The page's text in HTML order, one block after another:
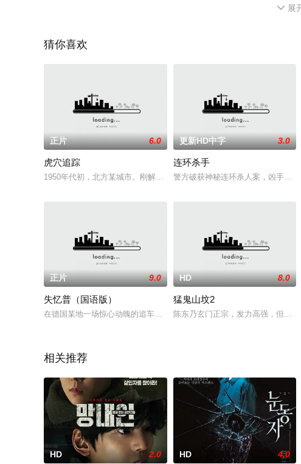
 展
猜你喜欢
正片 6.0
虎穴追踪
1950年代初，北方某城市。刚解放不久的城市百废待兴。国际上敌对势
更新HD中字 3.0
连环杀手
警方破获神秘连环杀人案，凶手莫
正片 9.0
失忆普（国语版）
在德国某地一场惊心动魄的追车较量中，一辆宝马车车毁人伤，车主被送
HD 8.0
猛鬼山坟2
陈东乃玄门正宗，发力高强，但已
相关推荐
HD 2.0 HD 4.0